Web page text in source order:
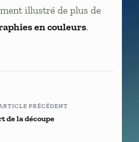
illustré de plus de
en couleurs.
PRÉCÉDENT
de la découpe